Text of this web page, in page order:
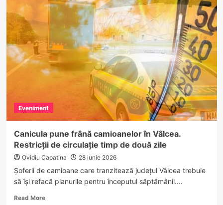
a
stins
din
viață
un
respectat
medic
originar
tratat
de
copii
în
Eveniment
Canicula pune frână camioanelor în Vâlcea.
Restricții de circulație timp de două zile
Ovidiu Capatina 28 iunie 2026
Șoferii de camioane care tranzitează județul Vâlcea trebuie
să își refacă planurile pentru începutul săptămânii....
Read MoreRead